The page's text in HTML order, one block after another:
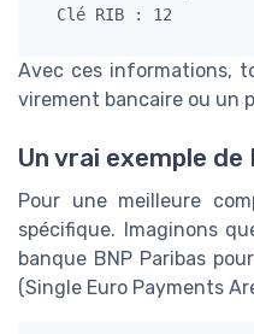
Avec ces informations,
virement bancaire ou un
Un vrai exemple
Pour une meilleure
spécifique. Imaginons
banque BNP Paribas
(Single Euro Payments